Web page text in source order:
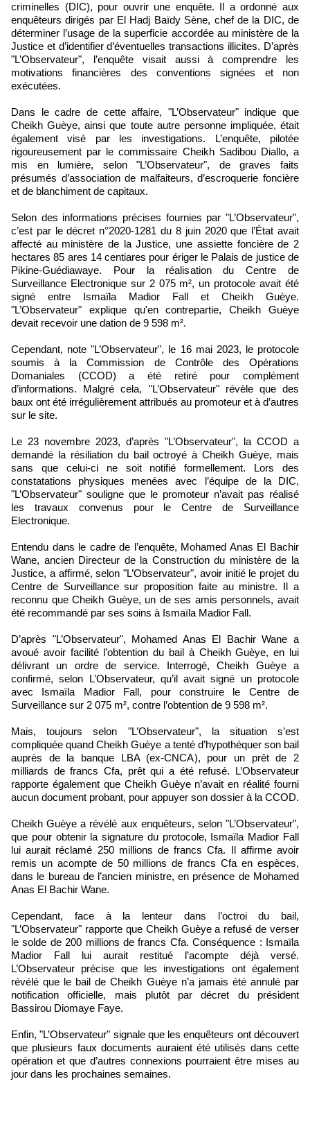
criminelles (DIC), pour ouvrir une enquête. Il a ordonné aux
enquêteurs dirigés par El Hadj Baïdy Sène, chef de la DIC, de
déterminer l’usage de la superficie accordée au ministère de la
Justice et d’identifier d’éventuelles transactions illicites. D’après
"L’Observateur", l’enquête visait aussi à comprendre les
motivations financières des conventions signées et non
exécutées.
Dans le cadre de cette affaire, "L’Observateur" indique que
Cheikh Guèye, ainsi que toute autre personne impliquée, était
également visé par les investigations. L’enquête, pilotée
rigoureusement par le commissaire Cheikh Sadibou Diallo, a
mis en lumière, selon "L’Observateur", de graves faits
présumés d’association de malfaiteurs, d’escroquerie foncière
et de blanchiment de capitaux.
Selon des informations précises fournies par "L’Observateur",
c’est par le décret n°2020-1281 du 8 juin 2020 que l’État avait
affecté au ministère de la Justice, une assiette foncière de 2
hectares 85 ares 14 centiares pour ériger le Palais de justice de
Pikine-Guédiawaye. Pour la réalisation du Centre de
Surveillance Electronique sur 2 075 m², un protocole avait été
signé entre Ismaïla Madior Fall et Cheikh Guèye.
"L’Observateur" explique qu'en contrepartie, Cheikh Guèye
devait recevoir une dation de 9 598 m².
Cependant, note "L’Observateur", le 16 mai 2023, le protocole
soumis à la Commission de Contrôle des Opérations
Domaniales (CCOD) a été retiré pour complément
d’informations. Malgré cela, "L’Observateur" révèle que des
baux ont été irrégulièrement attribués au promoteur et à d’autres
sur le site.
Le 23 novembre 2023, d’après "L’Observateur", la CCOD a
demandé la résiliation du bail octroyé à Cheikh Guèye, mais
sans que celui-ci ne soit notifié formellement. Lors des
constatations physiques menées avec l’équipe de la DIC,
"L’Observateur" souligne que le promoteur n’avait pas réalisé
les travaux convenus pour le Centre de Surveillance
Electronique.
Entendu dans le cadre de l’enquête, Mohamed Anas El Bachir
Wane, ancien Directeur de la Construction du ministère de la
Justice, a affirmé, selon "L’Observateur", avoir initié le projet du
Centre de Surveillance sur proposition faite au ministre. Il a
reconnu que Cheikh Guèye, un de ses amis personnels, avait
été recommandé par ses soins à Ismaïla Madior Fall.
D’après "L’Observateur", Mohamed Anas El Bachir Wane a
avoué avoir facilité l’obtention du bail à Cheikh Guèye, en lui
délivrant un ordre de service. Interrogé, Cheikh Guèye a
confirmé, selon L’Observateur, qu’il avait signé un protocole
avec Ismaïla Madior Fall, pour construire le Centre de
Surveillance sur 2 075 m², contre l’obtention de 9 598 m².
Mais, toujours selon "L’Observateur", la situation s’est
compliquée quand Cheikh Guèye a tenté d’hypothéquer son bail
auprès de la banque LBA (ex-CNCA), pour un prêt de 2
milliards de francs Cfa, prêt qui a été refusé. L’Observateur
rapporte également que Cheikh Guèye n’avait en réalité fourni
aucun document probant, pour appuyer son dossier à la CCOD.
Cheikh Guèye a révélé aux enquêteurs, selon "L’Observateur",
que pour obtenir la signature du protocole, Ismaïla Madior Fall
lui aurait réclamé 250 millions de francs Cfa. Il affirme avoir
remis un acompte de 50 millions de francs Cfa en espèces,
dans le bureau de l’ancien ministre, en présence de Mohamed
Anas El Bachir Wane.
Cependant, face à la lenteur dans l’octroi du bail,
"L’Observateur" rapporte que Cheikh Guèye a refusé de verser
le solde de 200 millions de francs Cfa. Conséquence : Ismaïla
Madior Fall lui aurait restitué l’acompte déjà versé.
L’Observateur précise que les investigations ont également
révélé que le bail de Cheikh Guèye n’a jamais été annulé par
notification officielle, mais plutôt par décret du président
Bassirou Diomaye Faye.
Enfin, "L’Observateur" signale que les enquêteurs ont découvert
que plusieurs faux documents auraient été utilisés dans cette
opération et que d’autres connexions pourraient être mises au
jour dans les prochaines semaines.